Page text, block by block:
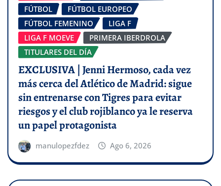
FÚTBOL
FÚTBOL EUROPEO
FÚTBOL FEMENINO
LIGA F
LIGA F MOEVE
PRIMERA IBERDROLA
TITULARES DEL DÍA
EXCLUSIVA | Jenni Hermoso, cada vez
más cerca del Atlético de Madrid: sigue
sin entrenarse con Tigres para evitar
riesgos y el club rojiblanco ya le reserva
un papel protagonista
manulopezfdez Ago 6, 2026